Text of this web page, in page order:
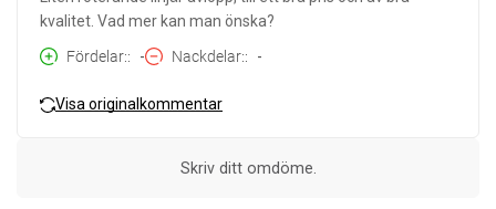
kvalitet. Vad mer kan man önska?
Fördelar:
- Nackdelar: -
Visa originalkommentar
Skriv ditt omdöme.